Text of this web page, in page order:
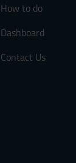
How to do
Dashboard
Contact Us